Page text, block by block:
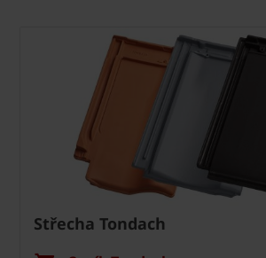
Střecha Tondach